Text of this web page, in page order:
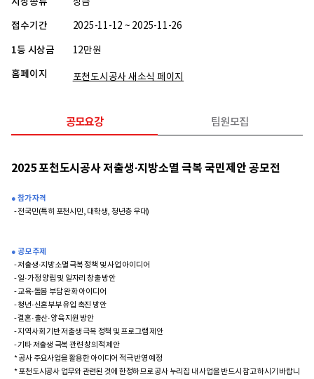
접수기간 2025-11-12 ~ 2025-11-26
1등 시상금 12만원
홈페이지 포천도시공사 새소식 페이지
공모요강 팀원모집
2025 포천도시공사 저출생·지방소멸 극복 국민제안 공모전
● 참가 자격
- 전국민(특히 포천시민, 대학생, 청년층 우대)
● 공모 주제
- 저출생·지방소멸 극복 정책 및 사업 아이디어
- 일·가정 양립 및 일자리 창출 방안
- 교육·돌봄 부담 완화 아이디어
- 청년·신혼부부 유입 촉진 방안
- 결혼·출산·양육 지원 방안
- 지역사회 기반 저출생 극복 정책 및 프로그램 제안
- 기타 저출생 극복 관련 창의적 제안
* 공사 주요사업을 활용한 아이디어 적극 반영 예정
* 포천도시공사 업무와 관련된 것에 한정하므로 공사 누리집 내 사업을 반드시 참고 하시기 바랍니